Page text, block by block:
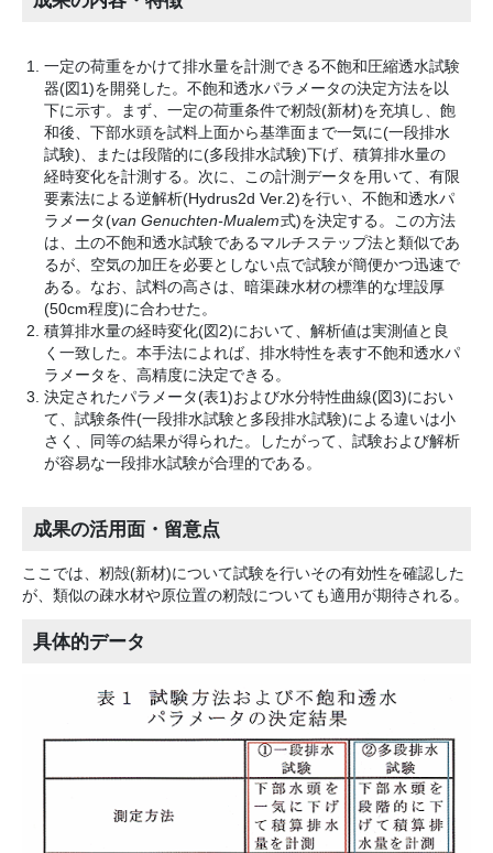
一定の荷重をかけて排水量を計測できる不飽和圧縮透水試験
器(図1)を開発した。不飽和透水パラメータの決定方法を以
下に示す。まず、一定の荷重条件で籾殻(新材)を充填し、飽
和後、下部水頭を試料上面から基準面まで一気に(一段排水
試験)、または段階的に(多段排水試験)下げ、積算排水量の
経時変化を計測する。次に、この計測データを用いて、有限
要素法による逆解析(Hydrus2d Ver.2)を行い、不飽和透水パ
ラメータ(van Genuchten-Mualem式)を決定する。この方法
は、土の不飽和透水試験であるマルチステップ法と類似であ
るが、空気の加圧を必要としない点で試験が簡便かつ迅速で
ある。なお、試料の高さは、暗渠疎水材の標準的な埋設厚
(50cm程度)に合わせた。
積算排水量の経時変化(図2)において、解析値は実測値と良
く一致した。本手法によれば、排水特性を表す不飽和透水パ
ラメータを、高精度に決定できる。
決定されたパラメータ(表1)および水分特性曲線(図3)におい
て、試験条件(一段排水試験と多段排水試験)による違いは小
さく、同等の結果が得られた。したがって、試験および解析
が容易な一段排水試験が合理的である。
成果の活用面・留意点
ここでは、籾殻(新材)について試験を行いその有効性を確認した
が、類似の疎水材や原位置の籾殻についても適用が期待される。
具体的データ